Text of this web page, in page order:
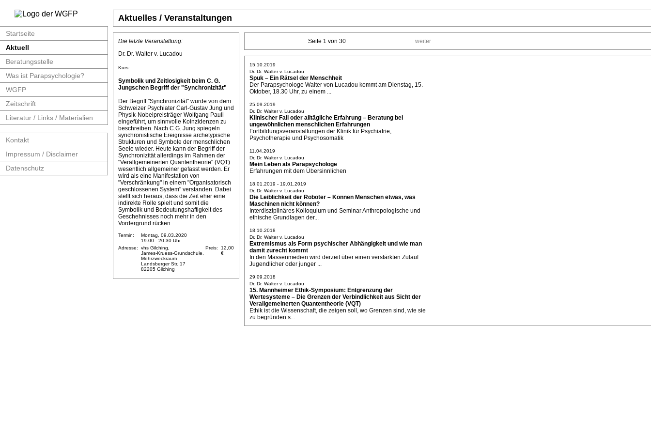
Startseite
Aktuell
Beratungsstelle
Was ist Parapsychologie?
WGFP
Zeitschrift
Literatur / Links / Materialien
Kontakt
Impressum / Disclaimer
Datenschutz
Aktuelles / Veranstaltungen
Die letzte Veranstaltung:
Dr. Dr. Walter v. Lucadou
Kurs:
Symbolik und Zeitlosigkeit beim C. G.
Jungschen Begriff der "Synchronizität"
Der Begriff "Synchronizität" wurde von dem
Schweizer Psychiater Carl-Gustav Jung und
Physik-Nobelpreisträger Wolfgang Pauli
eingeführt, um sinnvolle Koinzidenzen zu
beschreiben. Nach C.G. Jung spiegeln
synchronistische Ereignisse archetypische
Strukturen und Symbole der menschlichen
Seele wieder. Heute kann der Begriff der
Synchronizität allerdings im Rahmen der
"Verallgemeinerten Quantentheorie" (VQT)
wesentlich allgemeiner gefasst werden. Er
wird als eine Manifestation von
"Verschränkung" in einem "Organisatorisch
geschlossenen System" verstanden. Dabei
stellt sich heraus, dass die Zeit eher eine
indirekte Rolle spielt und somit die
Symbolik und Bedeutungshaftigkeit des
Geschehnisses noch mehr in den
Vordergrund rücken.
Termin:
Montag, 09.03.2020
19:00 - 20:30 Uhr
Adresse:
vhs Gilching,
James-Kruess-Grundschule,
Mehrzweckraum
Landsberger Str. 17
82205 Gilching
Preis:
12,00
€
Seite 1 von 30 weiter
15.10.2019
Dr. Dr. Walter v. Lucadou
Spuk – Ein Rätsel der Menschheit
Der Parapsychologe Walter von Lucadou kommt am Dienstag, 15.
Oktober, 18.30 Uhr, zu einem ...
25.09.2019
Dr. Dr. Walter v. Lucadou
Klinischer Fall oder alltägliche Erfahrung – Beratung bei
ungewöhnlichen menschlichen Erfahrungen
Fortbildungsveranstaltungen der Klinik für Psychiatrie,
Psychotherapie und Psychosomatik
11.04.2019
Dr. Dr. Walter v. Lucadou
Mein Leben als Parapsychologe
Erfahrungen mit dem Übersinnlichen
18.01.2019 - 19.01.2019
Dr. Dr. Walter v. Lucadou
Die Leiblichkeit der Roboter – Können Menschen etwas, was
Maschinen nicht können?
Interdisziplinäres Kolloquium und Seminar Anthropologische und
ethische Grundlagen der...
18.10.2018
Dr. Dr. Walter v. Lucadou
Extremismus als Form psychischer Abhängigkeit und wie man
damit zurecht kommt
In den Massenmedien wird derzeit über einen verstärkten Zulauf
Jugendlicher oder junger ...
29.09.2018
Dr. Dr. Walter v. Lucadou
15. Mannheimer Ethik-Symposium: Entgrenzung der
Wertesysteme – Die Grenzen der Verbindlichkeit aus Sicht der
Verallgemeinerten Quantentheorie (VQT)
Ethik ist die Wissenschaft, die zeigen soll, wo Grenzen sind, wie sie
zu begründen s...